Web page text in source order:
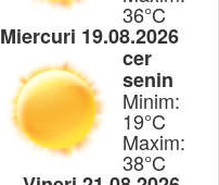
36°C
Miercuri 19.08.2026
cer
senin
Minim:
19°C
Maxim:
38°C